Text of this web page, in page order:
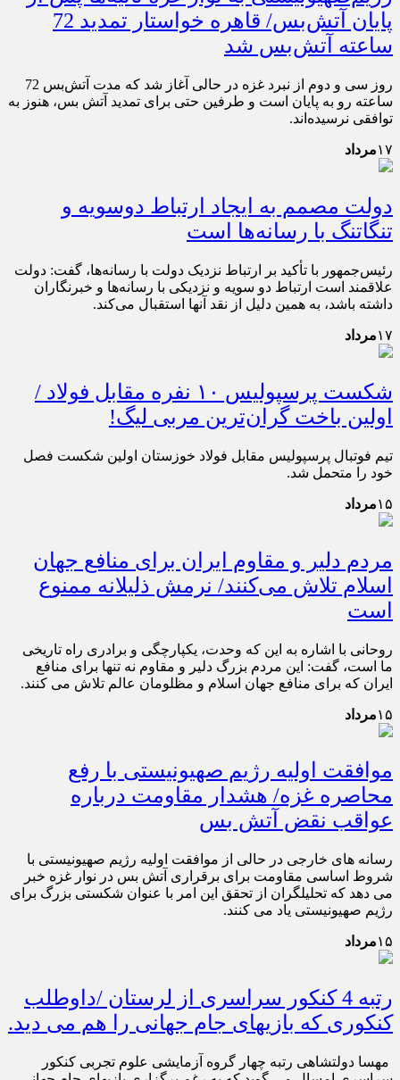
پایان آتش‌بس/ قاهره خواستار تمدید 72
ساعته آتش‌بس شد
روز سی و دوم از نبرد غزه در حالی آغاز شد که مدت آتش‌بس 72
ساعته رو به پایان است و طرفین حتی برای تمدید آتش بس، هنوز به
توافقی نرسیده‌اند.
۱۷مرداد
دولت مصمم به ایجاد ارتباط دوسویه و
تنگاتنگ با رسانه‌ها است
رئیس‌جمهور با تأکید بر ارتباط نزدیک دولت با رسانه‌ها، گفت: دولت
علاقمند است ارتباط دو سویه‌ و نزدیکی با رسانه‌ها و خبرنگاران
داشته باشد، به همین دلیل از نقد آنها استقبال می‌کند.
۱۷مرداد
شکست پرسپولیس ۱۰ نفره مقابل فولاد /
اولین باخت گران‌ترین مربی لیگ!
تیم فوتبال پرسپولیس مقابل فولاد خوزستان اولین شکست فصل
خود را متحمل شد.
۱۵مرداد
مردم دلیر و مقاوم ایران برای منافع جهان
اسلام تلاش می‌کنند/ نرمش ذلیلانه ممنوع
است
روحانی با اشاره به این که وحدت، یکپارچگی و برادری راه تاریخی
ما است، گفت: این مردم بزرگ دلیر و مقاوم نه تنها برای منافع
ایران که برای منافع جهان اسلام و مظلومان عالم تلاش می کنند.
۱۵مرداد
موافقت اولیه رژیم صهیونیستی با رفع
محاصره غزه/ هشدار مقاومت درباره
عواقب نقض آتش بس
رسانه های خارجی در حالی از موافقت اولیه رژیم صهیونیستی با
شروط اساسی مقاومت برای برقراری آتش بس در نوار غزه خبر
می دهد که تحلیلگران از تحقق این امر با عنوان شکستی بزرگ برای
رژیم صهیونیستی یاد می کنند.
۱۵مرداد
رتبه 4 کنکور سراسری از لرستان /داوطلب
کنکوری که بازیهای جام جهانی را هم می دید.
مهسا دولتشاهی رتبه چهار گروه آزمایشی علوم تجربی کنکور